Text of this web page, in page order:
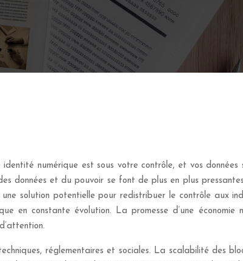
numérique est sous votre contrôle, et vos
données et du pouvoir se font de plus en plus
solution potentielle pour redistribuer le contrôle aux
en constante évolution. La promesse d’une
réglementaires et sociales. La scalabilité des